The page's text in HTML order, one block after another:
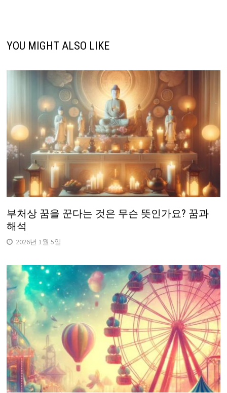
YOU MIGHT ALSO LIKE
부처상 꿈을 꾼다는 것은 무슨 뜻인가요? 꿈과
해석
2026년 1월 5일